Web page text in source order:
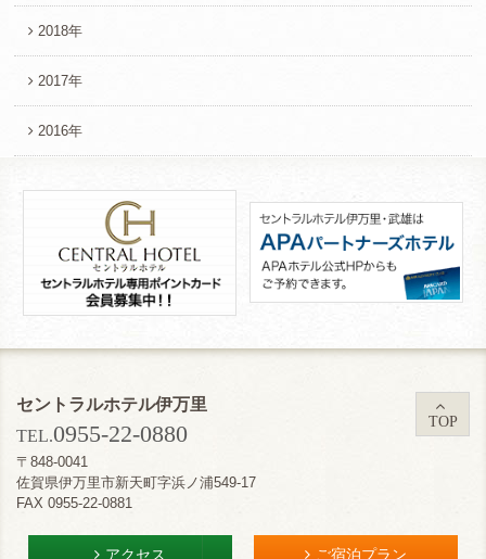
2018年
2017年
2016年
セントラルホテル伊万里
TEL.0955-22-0880
〒848-0041
佐賀県伊万里市新天町字浜ノ浦549-17
FAX 0955-22-0881
アクセス ご宿泊プラン
TOP